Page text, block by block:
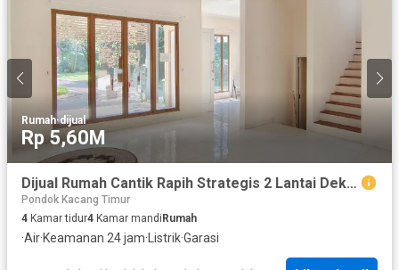
Rumah·dijual
Rp 5,60M
Dijual Rumah Cantik Rapih Strategis 2 Lantai Dekat Fresh Market Bintaro di Sektor 9 Bintaro Tangsel Lr-10956
Pondok Kacang Timur
4 Kamar tidur4 Kamar mandi Rumah
·Air·Keamanan 24 jam·Listrik·Garasi